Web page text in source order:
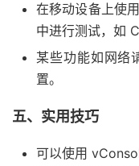
在移动设备上使
中进行测试，如
某些功能如网络
置。
五、实用技巧
可以使用